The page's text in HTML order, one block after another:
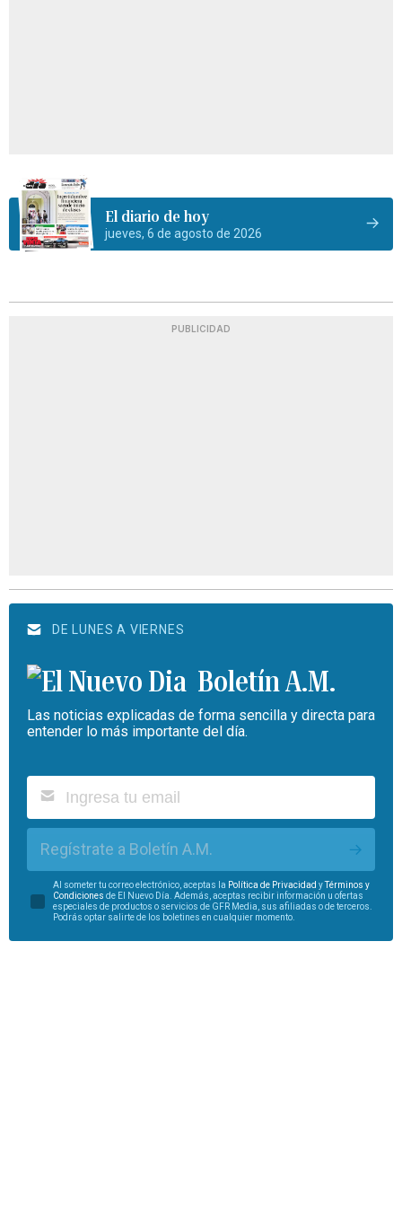
El diario de hoy
jueves, 6 de agosto de 2026
PUBLICIDAD
DE LUNES A VIERNES
Boletín A.M.
Las noticias explicadas de forma sencilla y directa para
entender lo más importante del día.
Regístrate a Boletín A.M.
Al someter tu correo electrónico, aceptas la Política de Privacidad y
Términos y
Condiciones de El Nuevo Día. Además, aceptas recibir información u ofertas
especiales de productos o servicios de GFR Media, sus afiliadas o de terceros.
Podrás optar salirte de los boletines en cualquier momento.